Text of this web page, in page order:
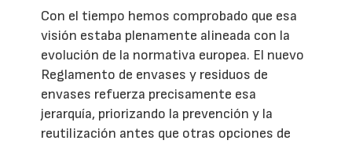
Con el tiempo hemos comprobado que esa
visión estaba plenamente alineada con la
evolución de la normativa europea. El nuevo
Reglamento de envases y residuos de
envases refuerza precisamente esa
jerarquía, priorizando la prevención y la
reutilización antes que otras opciones de